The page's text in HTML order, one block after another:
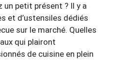
un petit présent ? Il y a
et d’ustensiles dédiés
sur le marché. Quelles
qui plairont
de cuisine en plein